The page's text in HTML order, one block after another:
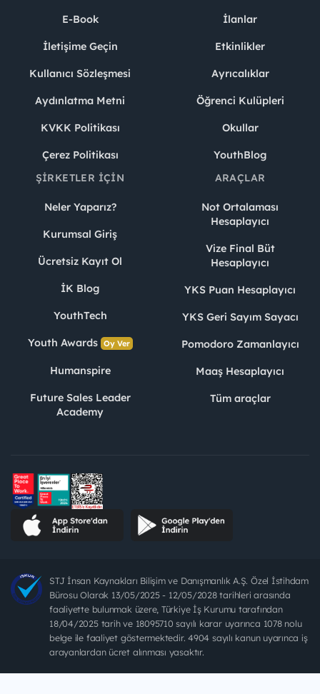
E-Book
İletişime Geçin
Kullanıcı Sözleşmesi
Aydınlatma Metni
KVKK Politikası
Çerez Politikası
İlanlar
Etkinlikler
Ayrıcalıklar
Öğrenci Kulüpleri
Okullar
YouthBlog
ŞIRKETLER İÇIN
Neler Yaparız?
Kurumsal Giriş
Ücretsiz Kayıt Ol
İK Blog
YouthTech
Youth Awards Oy Ver
Humanspire
Future Sales Leader
Academy
ARAÇLAR
Not Ortalaması
Hesaplayıcı
Vize Final Büt
Hesaplayıcı
YKS Puan Hesaplayıcı
YKS Geri Sayım Sayacı
Pomodoro Zamanlayıcı
Maaş Hesaplayıcı
Tüm araçlar
STJ İnsan Kaynakları Bilişim ve Danışmanlık A.Ş. Özel İstihdam
Bürosu Olarak 13/05/2025 - 12/05/2028 tarihleri arasında
faaliyette bulunmak üzere, Türkiye İş Kurumu tarafından
18/04/2025 tarih ve 18095710 sayılı karar uyarınca 1078 nolu
belge ile faaliyet göstermektedir. 4904 sayılı kanun uyarınca iş
arayanlardan ücret alınması yasaktır.